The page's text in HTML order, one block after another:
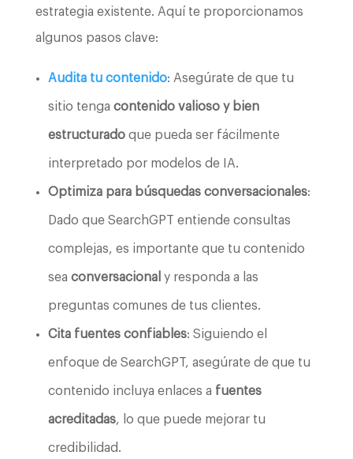
estrategia existente. Aquí te proporcionamos
algunos pasos clave:
Audita tu contenido: Asegúrate de que tu
sitio tenga contenido valioso y bien
estructuradoque pueda ser fácilmente
interpretado por modelos de IA.
Optimiza para búsquedas conversacionales:
Dado que SearchGPT entiende consultas
complejas, es importante que tu contenido
sea conversacional y responda a las
preguntas comunes de tus clientes.
Cita fuentes confiables: Siguiendo el
enfoque de SearchGPT, asegúrate de que tu
contenido incluya enlaces a fuentes
acreditadas, lo que puede mejorar tu
credibilidad.